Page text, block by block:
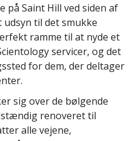
på Saint Hill ved siden af
til det smukke
ramme til at nyde et
servicer, og det
for dem, der deltager
sig over de bølgende
renoveret til
alle vejene,